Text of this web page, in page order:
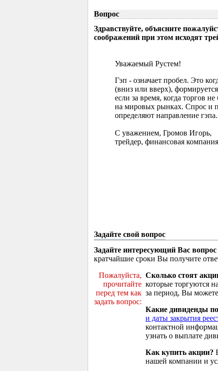
Вопрос
Здравствуйте, объясните
соображений при этом исходят
Уважаемый Рустем!
Гэп - означает пробел. Это
(вниз или вверх),
если за время, когда торгов
на мировых рынках. Спрос и
определяют направление гэпа.
С уважением, Громов Игорь,
трейдер, финансовая
Задайте свой вопрос
Задайте интересующий Вас вопрос
кратчайшие сроки Вы получите
Пожалуйста,
прочитайте
перед тем как
задать вопрос:
Сколько стоят
которые торгуются
за период, Вы
Какие дивиденды
и даты закрытия
контактной
узнать о выплате
Как купить акции?
нашей компании и